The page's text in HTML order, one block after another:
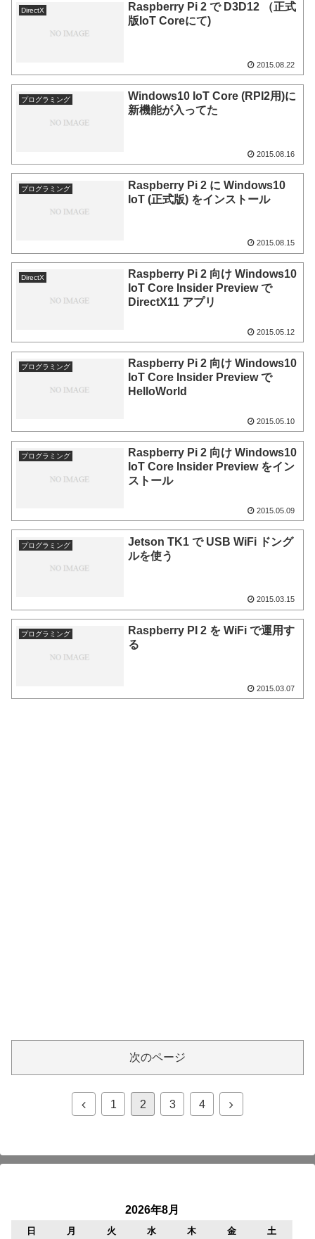
DirectX
Raspberry Pi 2 で D3D12 （正式
版IoT Coreにて)
2015.08.22
プログラミング
Windows10 IoT Core (RPI2用)に
新機能が入ってた
2015.08.16
プログラミング
Raspberry Pi 2 に Windows10
IoT (正式版) をインストール
2015.08.15
DirectX
Raspberry Pi 2 向け Windows10
IoT Core Insider Preview で
DirectX11 アプリ
2015.05.12
プログラミング
Raspberry Pi 2 向け Windows10
IoT Core Insider Preview で
HelloWorld
2015.05.10
プログラミング
Raspberry Pi 2 向け Windows10
IoT Core Insider Preview をイン
ストール
2015.05.09
プログラミング
Jetson TK1 で USB WiFi ドング
ルを使う
2015.03.15
プログラミング
Raspberry PI 2 を WiFi で運用す
る
2015.03.07
次のページ
前
1 2 3 4
次
2026年8月
日 月 火 水 木 金 土